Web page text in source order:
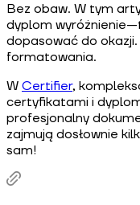
Bez obaw. W tym
dyplom
dopasować do
formatowania.
W Certifier,
certyfikatami i
profesjonalny
zajmują dosłownie
sam!